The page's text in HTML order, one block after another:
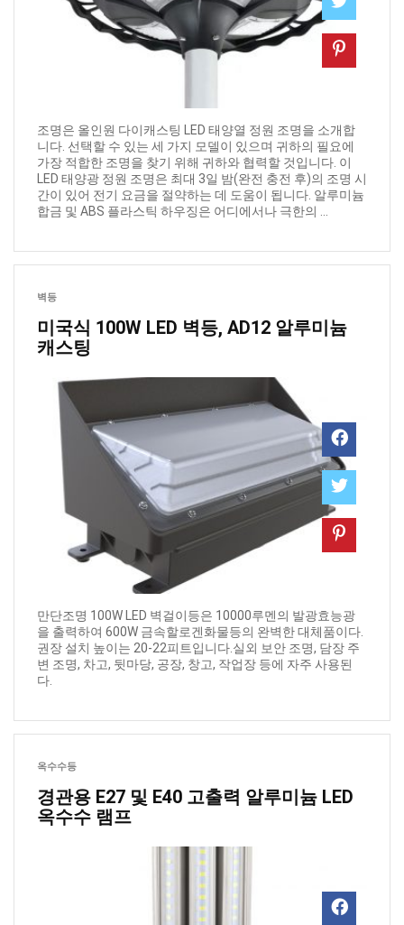
조명은 올인원 다이캐스팅 LED 태양열 정원 조명을 소개합
니다. 선택할 수 있는 세 가지 모델이 있으며 귀하의 필요에
가장 적합한 조명을 찾기 위해 귀하와 협력할 것입니다. 이
LED 태양광 정원 조명은 최대 3일 밤(완전 충전 후)의 조명 시
간이 있어 전기 요금을 절약하는 데 도움이 됩니다. 알루미늄
합금 및 ABS 플라스틱 하우징은 어디에서나 극한의 ...
벽등
미국식 100W LED 벽등, AD12 알루미늄
캐스팅
만단조명 100W LED 벽걸이등은 10000루멘의 발광효능광
을 출력하여 600W 금속할로겐화물등의 완벽한 대체품이다.
권장 설치 높이는 20-22피트입니다.실외 보안 조명, 담장 주
변 조명, 차고, 뒷마당, 공장, 창고, 작업장 등에 자주 사용된
다.
옥수수등
경관용 E27 및 E40 고출력 알루미늄 LED
옥수수 램프